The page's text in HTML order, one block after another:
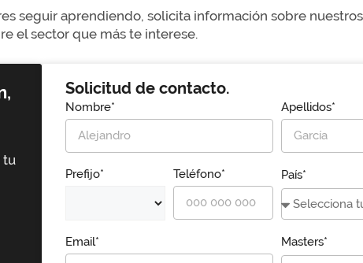
seguir aprendiendo, solicita información sobre
el sector que más te interese.
tu
Solicitud de contacto.
Nombre* Apellidos*
Prefijo* Teléfono* País*
Email* Masters*